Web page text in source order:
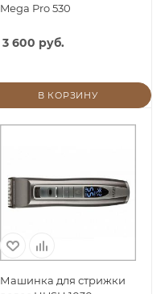
Mega Pro 530
3 600 руб.
В КОРЗИНУ
Машинка для стрижки